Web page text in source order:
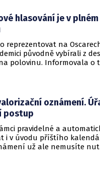
hlasování je v
reprezentovat na
původně vybírali z
polovinu. Informovala o
oznámení.
postup
pravidelné a
i v úvodu příštího
už ale nemusíte